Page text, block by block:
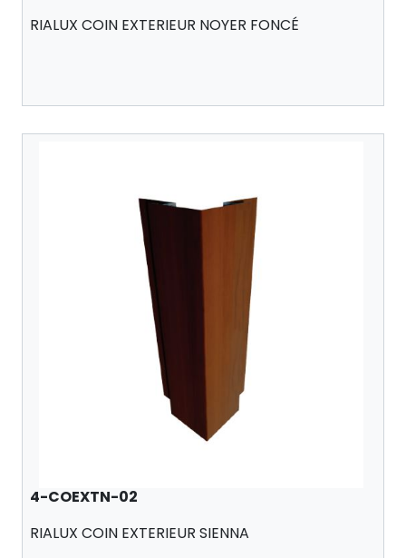
RIALUX COIN EXTERIEUR NOYER FONCÉ
4-COEXTN-02
RIALUX COIN EXTERIEUR SIENNA